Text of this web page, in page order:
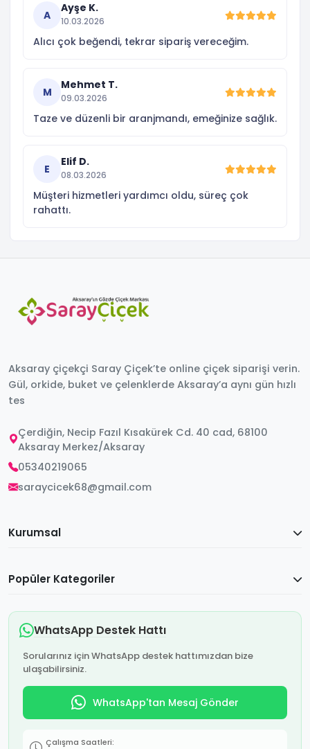
A
Ayşe K.
10.03.2026
Alıcı çok beğendi, tekrar sipariş vereceğim.
M
Mehmet T.
09.03.2026
Taze ve düzenli bir aranjmandı, emeğinize sağlık.
E
Elif D.
08.03.2026
Müşteri hizmetleri yardımcı oldu, süreç çok
rahattı.
Aksaray çiçekçi Saray Çiçek’te online çiçek siparişi verin.
Gül, orkide, buket ve çelenklerde Aksaray’a aynı gün hızlı
tes
Çerdiğin, Necip Fazıl Kısakürek Cd. 40 cad, 68100
Aksaray Merkez/Aksaray
05340219065
saraycicek68@gmail.com
Kurumsal
Popüler Kategoriler
WhatsApp Destek Hattı
Sorularınız için WhatsApp destek hattımızdan bize
ulaşabilirsiniz.
WhatsApp'tan Mesaj Gönder
Çalışma Saatleri: